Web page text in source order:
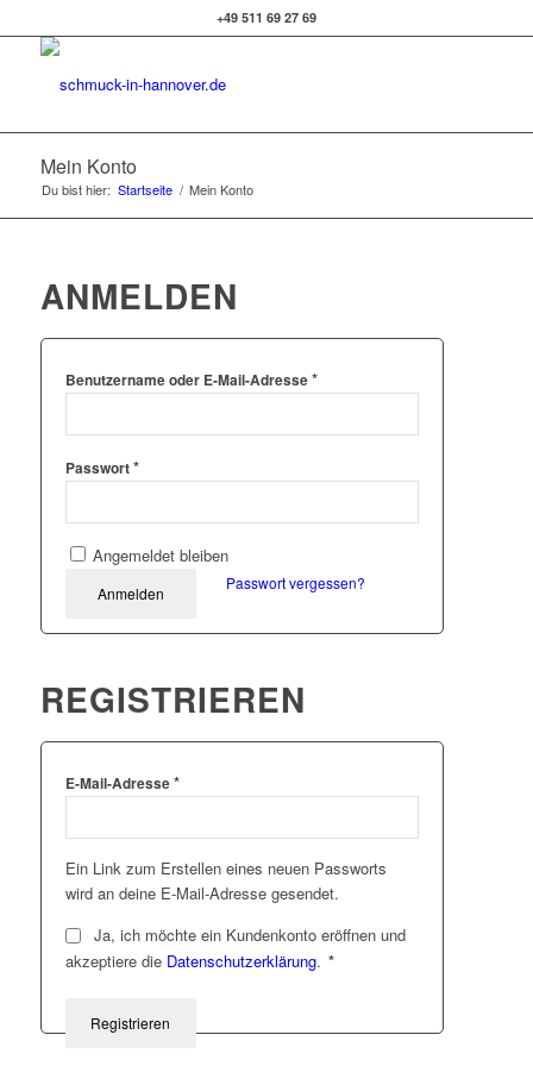
+49 511 69 27 69
Mein Konto
Du bist hier: Startseite / Mein Konto
ANMELDEN
Benutzername oder E-Mail-Adresse*
Passwort*
Angemeldet bleiben
Anmelden
Passwort vergessen?
REGISTRIEREN
E-Mail-Adresse*
Ein Link zum Erstellen eines neuen Passworts
wird an deine E-Mail-Adresse gesendet.
Ja, ich möchte ein Kundenkonto eröffnen und
akzeptiere die Datenschutzerklärung. *
Registrieren